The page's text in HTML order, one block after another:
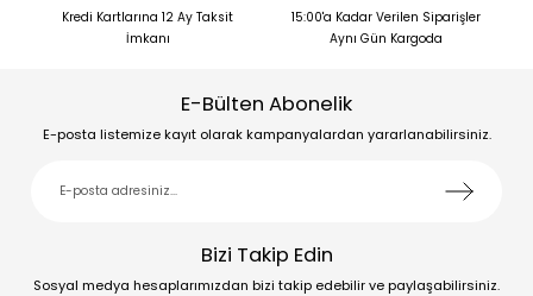
Kredi Kartlarına 12 Ay Taksit
İmkanı
15:00'a Kadar Verilen Siparişler
Aynı Gün Kargoda
E-Bülten Abonelik
E-posta listemize kayıt olarak kampanyalardan yararlanabilirsiniz.
Bizi Takip Edin
Sosyal medya hesaplarımızdan bizi takip edebilir ve paylaşabilirsiniz.